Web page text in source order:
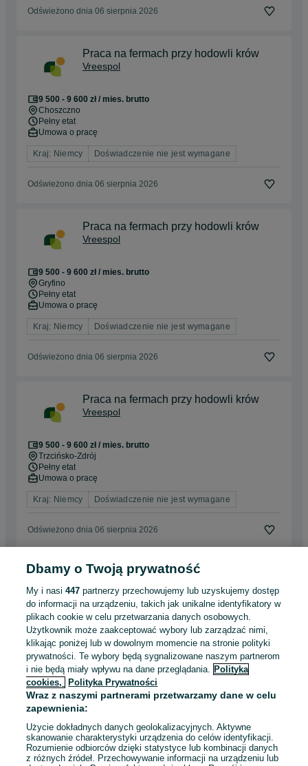
Odświeżono dnia 06 sierpnia 2026
Praca na fermach przy hodowli krów
Vreespol
9 500 - 9 600 zł / mies. brutto
Choszczno
Pełny etat
Umowa o pracę
Kraj: Niemcy Doświadczenie nie jest wymagane
Odświeżono dnia 06 sierpnia 2026
Praca na fermach przy hodowli krów
Vreespol
9 500 - 9 600 zł / mies. brutto
Gryfino
Pełny etat
Umowa o pracę
Kraj: Niemcy Doświadczenie nie jest wymagane
Odświeżono dnia 06 sierpnia 2026
Praca na fermach przy hodowli krów
Vreespol
9 500 - 9 600 zł / mies. brutto
Trzcińsko-Zdrój
Pełny etat
Umowa o pracę
Kraj: Niemcy Doświadczenie nie jest wymagane
Odświeżono dnia 06 sierpnia 2026
Praca na fermach przy hodowli krów
Vreespol
9 500 - 9 600 zł / mies. brutto
Barlinek
Pełny etat
Umowa o pracę
Kraj: Niemcy Doświadczenie nie jest wymagane
Odświeżono dnia 06 sierpnia 2026
1 2 3
Dbamy o Twoją prywatność
My i nasi447 partnerzy przechowujemy lub uzyskujemy dostęp
do informacji na urządzeniu, takich jak unikalne identyfikatory w
plikach cookie w celu przetwarzania danych osobowych.
Użytkownik może zaakceptować wybory lub zarządzać nimi,
klikając poniżej lub w dowolnym momencie na stronie polityki
prywatności. Te wybory będą sygnalizowane naszym partnerom
i nie będą miały wpływu na dane przeglądania. Polityka
cookies,
Polityka Prywatności
Wraz z naszymi partnerami przetwarzamy dane w celu
zapewnienia:
Użycie dokładnych danych geolokalizacyjnych. Aktywne
skanowanie charakterystyki urządzenia do celów identyfikacji.
Rozumienie odbiorców dzięki statystyce lub kombinacji danych
z różnych źródeł. Przechowywanie informacji na urządzeniu lub